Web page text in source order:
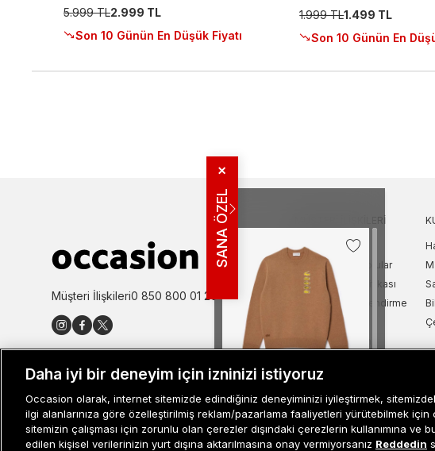
5.999 TL2.999 TL
Son 10 Günün En Düşük Fiyatı
1.999 TL1.499 TL
Son 10 Günün En
Müşteri İlişkileri0 850 800 01 20
MÜŞTERI İLIŞKILERI
Bize Ulaşın
Sıkça Sorulan Sorular
İade ve İptal Politikası
Kampanya Bilgilendirme
Kullanım Şartları
Aydınlatma Metni
Misafir Üye Sipariş Takip
İşlem Rehberi
SANA ÖZEL
✕
Unisex Classic Fit Bisiklet
Yaka Bej Triko
2.999 TL
Daha iyi bir deneyim için izninizi istiyoruz
Occasion olarak, internet sitemizde edindiğiniz deneyiminizi iyileştirmek,
ilgi alanlarınıza göre özelleştirilmiş reklam/pazarlama faaliyetleri yürütebilmek için
sitemizin çalışması için zorunlu olan çerezler dışındaki çerezlerin kullanımına ve
edilen kişisel verilerinizin yurt dışına aktarılmasına onay vermiyorsanız Reddedin